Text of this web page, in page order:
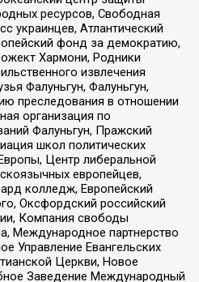
ресурсов, Свободная
украинцев, Атлантический
фонд за демократию,
Хармони, Родники
извлечения
Фалуньгун, Фалуньгун,
преследования в отношении
организация по
Фалуньгун, Пражский
школ политических
Центр либеральной
европейцев,
колледж, Европейский
Оксфордский российский
Компания свободы
Международное партнерство
Управление Евангельских
Церкви, Новое
Заведение Международный